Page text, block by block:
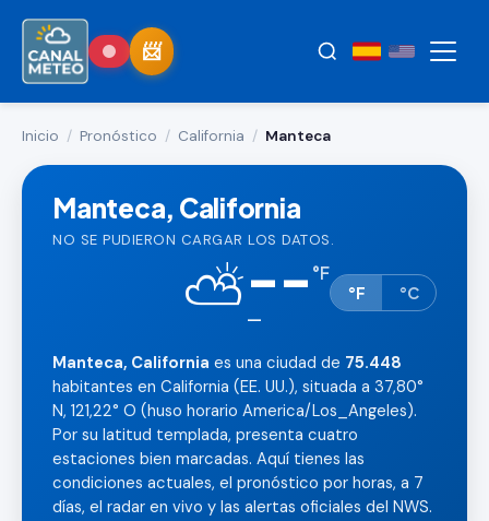
Inicio / Pronóstico / California / Manteca
Manteca, California
NO SE PUDIERON CARGAR LOS DATOS.
⛅-- °F
—
°F °C
Manteca, California es una ciudad de 75.448
habitantes en California (EE. UU.), situada a 37,80°
N, 121,22° O (huso horario America/Los_Angeles).
Por su latitud templada, presenta cuatro
estaciones bien marcadas. Aquí tienes las
condiciones actuales, el pronóstico por horas, a 7
días, el radar en vivo y las alertas oficiales del NWS.